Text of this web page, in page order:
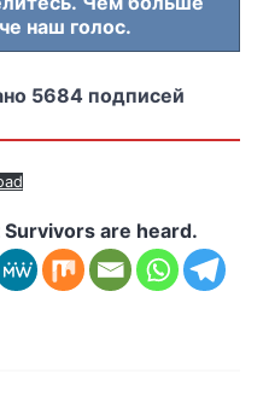
наш голос.
5684 подписей
are heard.